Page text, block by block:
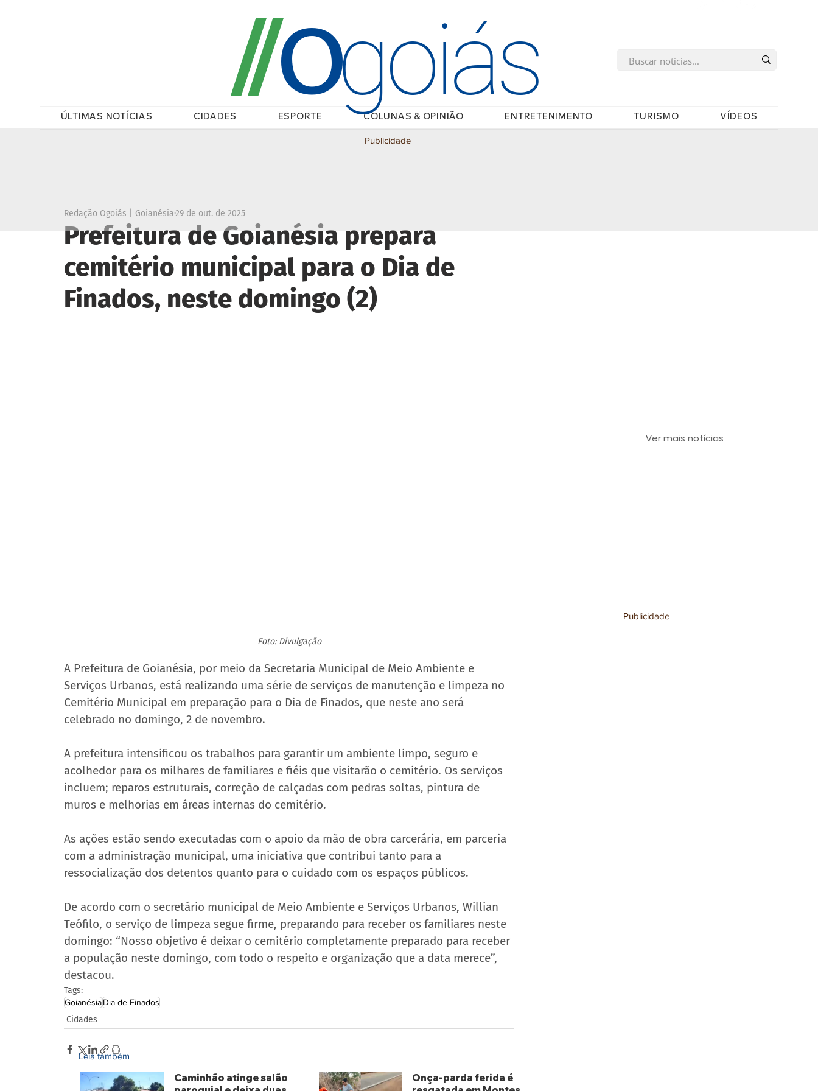
ÚLTIMAS NOTÍCIAS CIDADES ESPORTE COLUNAS & OPINIÃO ENTRETENIMENTO TURISMO VÍDEOS
//Ogoiás
Prefeitura de Goianésia prepara
cemitério municipal para o Dia de
Finados, neste domingo (2)
Redação Ogoiás | Goianésia29 de out. de 2025
Foto: Divulgação
A Prefeitura de Goianésia, por meio da Secretaria Municipal de Meio Ambiente e
Serviços Urbanos, está realizando uma série de serviços de manutenção e limpeza no
Cemitério Municipal em preparação para o Dia de Finados, que neste ano será
celebrado no domingo, 2 de novembro.
A prefeitura intensificou os trabalhos para garantir um ambiente limpo, seguro e
acolhedor para os milhares de familiares e fiéis que visitarão o cemitério. Os serviços
incluem; reparos estruturais, correção de calçadas com pedras soltas, pintura de
muros e melhorias em áreas internas do cemitério.
As ações estão sendo executadas com o apoio da mão de obra carcerária, em parceria
com a administração municipal, uma iniciativa que contribui tanto para a
ressocialização dos detentos quanto para o cuidado com os espaços públicos.
De acordo com o secretário municipal de Meio Ambiente e Serviços Urbanos, Willian
Teófilo, o serviço de limpeza segue firme, preparando para receber os familiares neste
domingo: “Nosso objetivo é deixar o cemitério completamente preparado para receber
a população neste domingo, com todo o respeito e organização que a data merece”,
destacou.
Tags:
GoianésiaDia de Finados
Cidades
Publicidade
Publicidade
Ver mais notícias
Leia também
Caminhão atinge salão
Onça-parda ferida é